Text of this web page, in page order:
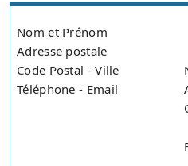
Nom et Prénom
Adresse postale
Code Postal - Ville
Téléphone - Email